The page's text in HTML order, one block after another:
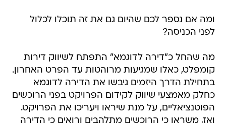
ומה אם נספר לכם שהיום גם את זה תוכלו לכלול
לפני הכניסה?
מה שהחל כ"דירה לדוגמא" התפתח לשיווק דירות
קומפלט, כאלו שמגיעות מרוהטות עד הפרט האחרון.
בתחילת הדרך היזמים גיבשו את הדירה לדוגמא
כחלק מאמצעי שיווק לקידום הפרויקט בפני הרוכשים
הפוטנציאליים, על מנת שיראו ויעריכו את הפרויקט.
ואז, משראו כי הרוכשים מתלהבים ורואים כי הדירה